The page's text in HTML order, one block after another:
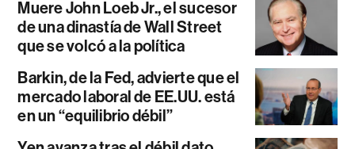
Muere John Loeb Jr., el sucesor
de una dinastía de Wall Street
que se volcó a la política
Barkin, de la Fed, advierte que el
mercado laboral de EE.UU. está
en un “equilibrio débil”